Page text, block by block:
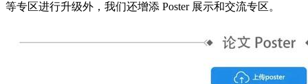
等专区进行升级外，我们还增添 Poster 展示和交流专区。